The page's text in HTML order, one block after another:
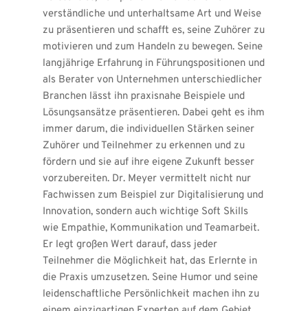
verständliche und unterhaltsame Art und Weise
zu präsentieren und schafft es, seine Zuhörer zu
motivieren und zum Handeln zu bewegen. Seine
langjährige Erfahrung in Führungspositionen und
als Berater von Unternehmen unterschiedlicher
Branchen lässt ihn praxisnahe Beispiele und
Lösungsansätze präsentieren. Dabei geht es ihm
immer darum, die individuellen Stärken seiner
Zuhörer und Teilnehmer zu erkennen und zu
fördern und sie auf ihre eigene Zukunft besser
vorzubereiten. Dr. Meyer vermittelt nicht nur
Fachwissen zum Beispiel zur Digitalisierung und
Innovation, sondern auch wichtige Soft Skills
wie Empathie, Kommunikation und Teamarbeit.
Er legt großen Wert darauf, dass jeder
Teilnehmer die Möglichkeit hat, das Erlernte in
die Praxis umzusetzen. Seine Humor und seine
leidenschaftliche Persönlichkeit machen ihn zu